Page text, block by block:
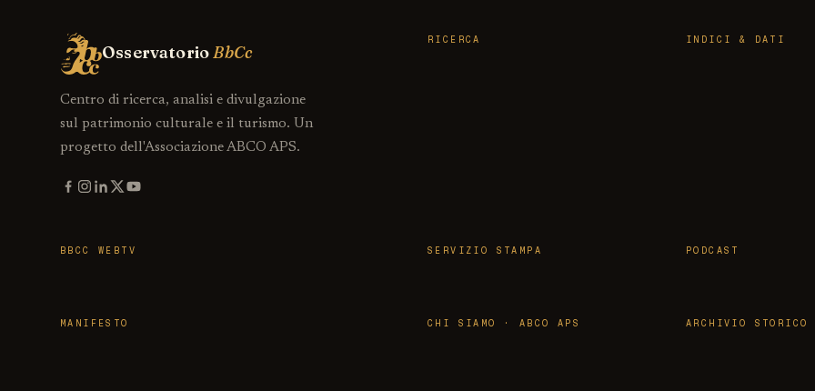
OsservatorioBbCc
Centro di ricerca, analisi e divulgazione
sul patrimonio culturale e il turismo. Un
progetto dell'Associazione ABCO APS.
RICERCA INDICI & DATI
BBCC WEBTV SERVIZIO STAMPA PODCAST
MANIFESTO CHI SIAMO · ABCO APS ARCHIVIO STORICO